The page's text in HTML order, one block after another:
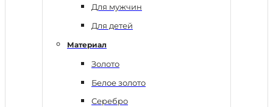
Для мужчин
Для детей
Материал
Золото
Белое золото
Серебро